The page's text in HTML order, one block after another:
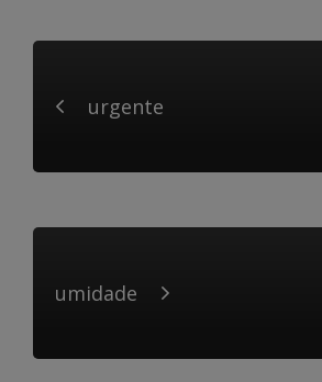
urgente
umidade